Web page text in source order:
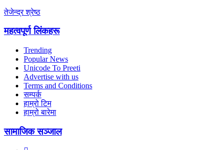
तेजेन्द्र श्रेष्ठ
महत्वपूर्ण लिंकहरू
Trending
Popular News
Unicode To Preeti
Advertise with us
Terms and Conditions
सम्पर्क
हाम्रो टिम
हाम्रो बारेमा
सामाजिक सञ्जाल